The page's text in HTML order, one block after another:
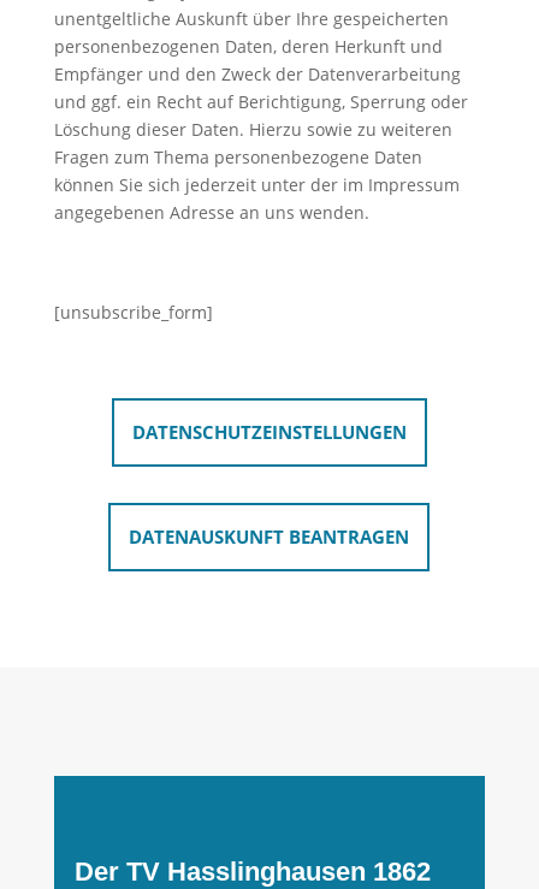
unentgeltliche Auskunft über Ihre gespeicherten
personenbezogenen Daten, deren Herkunft und
Empfänger und den Zweck der Datenverarbeitung
und ggf. ein Recht auf Berichtigung, Sperrung oder
Löschung dieser Daten. Hierzu sowie zu weiteren
Fragen zum Thema personenbezogene Daten
können Sie sich jederzeit unter der im Impressum
angegebenen Adresse an uns wenden.
[unsubscribe_form]
DATENSCHUTZEINSTELLUNGEN
DATENAUSKUNFT BEANTRAGEN
Der TV Hasslinghausen 1862